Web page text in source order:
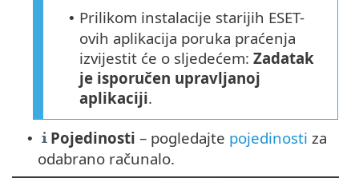
• Prilikom instalacije starijih ESET-
ovih aplikacija poruka praćenja
izvijestit će o sljedećem: Zadatak
je isporučen upravljanoj
aplikaciji.
• Pojedinosti – pogledajte pojedinosti za
odabrano računalo.